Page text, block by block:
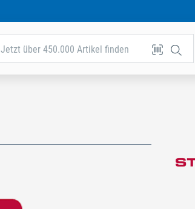
Jetzt über 450.000 Artikel finden